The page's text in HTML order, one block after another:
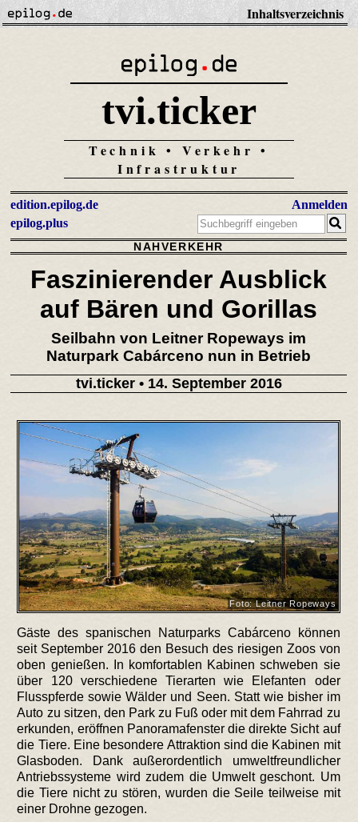
Inhaltsverzeichnis
tvi.ticker
Technik • Verkehr •
Infrastruktur
edition.epilog.de
epilog.plus
Anmelden
NAHVERKEHR
Faszinierender Ausblick
auf Bären und Gorillas
Seilbahn von Leitner Ropeways im
Naturpark Cabárceno nun in Betrieb
tvi.ticker• 14. September 2016
Foto: Leitner Ropeways
Gäste des spanischen Naturparks Cabárceno können
seit September 2016 den Besuch des riesigen Zoos von
oben genießen. In komfortablen Kabinen schweben sie
über 120 verschiedene Tierarten wie Elefanten oder
Flusspferde sowie Wälder und Seen. Statt wie bisher im
Auto zu sitzen, den Park zu Fuß oder mit dem Fahrrad zu
erkunden, eröffnen Panoramafenster die direkte Sicht auf
die Tiere. Eine besondere Attraktion sind die Kabinen mit
Glasboden. Dank außerordentlich umweltfreundlicher
Antriebssysteme wird zudem die Umwelt geschont. Um
die Tiere nicht zu stören, wurden die Seile teilweise mit
einer Drohne gezogen.